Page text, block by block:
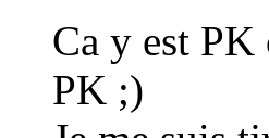
Ca y est PK
PK ;)